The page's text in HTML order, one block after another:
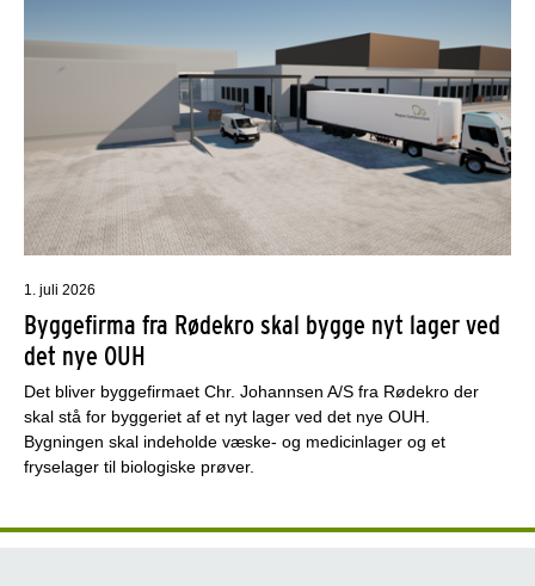
1. juli 2026
Byggefirma fra Rødekro skal bygge nyt lager ved
det nye OUH
Det bliver byggefirmaet Chr. Johannsen A/S fra Rødekro der
skal stå for byggeriet af et nyt lager ved det nye OUH.
Bygningen skal indeholde væske- og medicinlager og et
fryselager til biologiske prøver.